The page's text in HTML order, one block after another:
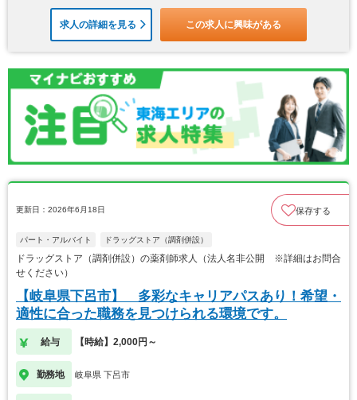
求人の詳細を見る この求人に興味がある
更新日：2026年6月18日 保存する
パート・アルバイト ドラッグストア（調剤併設）
ドラッグストア（調剤併設）の薬剤師求人（法人名非公開 ※詳細はお問合
せください）
【岐阜県下呂市】 多彩なキャリアパスあり！希望・
適性に合った職務を見つけられる環境です。
給与 【時給】2,000円～
勤務地 岐阜県 下呂市